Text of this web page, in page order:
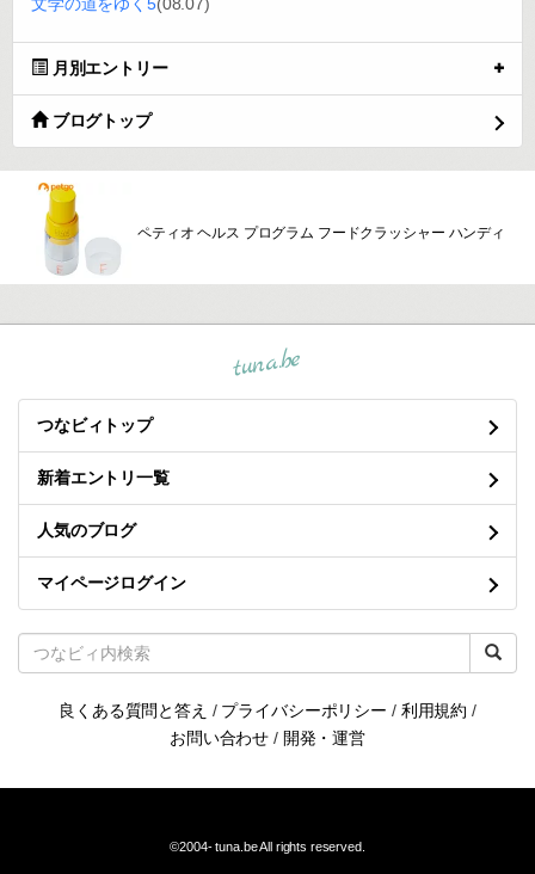
月別エントリー
ブログトップ
ペティオ ヘルス プログラム フードクラッシャー ハンディ
tuna.be
つなビィトップ
新着エントリ一覧
人気のブログ
マイページログイン
良くある質問と答え / プライバシーポリシー / 利用規約 /
お問い合わせ / 開発・運営
©2004-tuna.beAll rights reserved.